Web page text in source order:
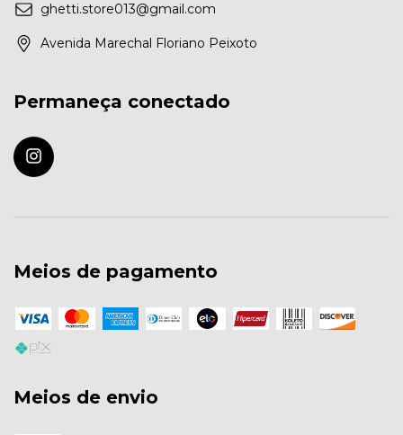
ghetti.store013@gmail.com
Avenida Marechal Floriano Peixoto
Permaneça conectado
Meios de pagamento
Meios de envio